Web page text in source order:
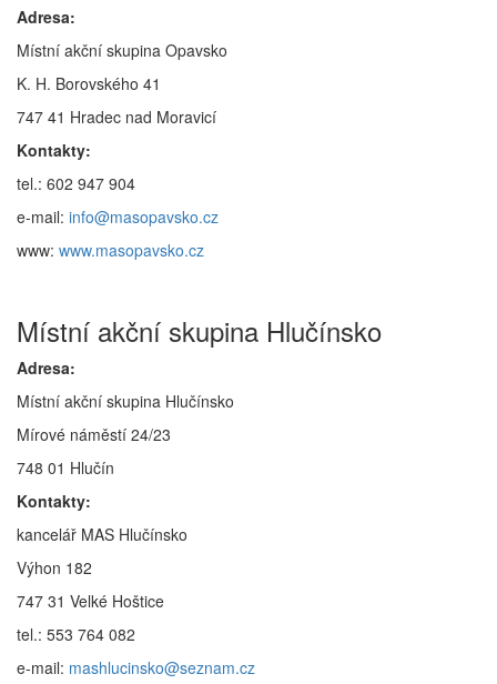
Adresa:
Místní akční skupina Opavsko
K. H. Borovského 41
747 41 Hradec nad Moravicí
Kontakty:
tel.: 602 947 904
e-mail: info@masopavsko.cz
www: www.masopavsko.cz
Místní akční skupina Hlučínsko
Adresa:
Místní akční skupina Hlučínsko
Mírové náměstí 24/23
748 01 Hlučín
Kontakty:
kancelář MAS Hlučínsko
Výhon 182
747 31 Velké Hoštice
tel.: 553 764 082
e-mail: mashlucinsko@seznam.cz